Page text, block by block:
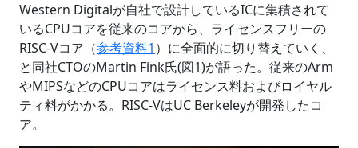
Western Digitalが自社で設計しているICに集積されて
いるCPUコアを従来のコアから、ライセンスフリーの
RISC-Vコア（参考資料1 ）に全面的に切り替えていく、
と同社CTOのMartin Fink氏(図1)が語った。従来のArm
やMIPSなどのCPUコアはライセンス料およびロイヤル
ティ料がかかる。RISC-VはUC Berkeleyが開発したコ
ア。